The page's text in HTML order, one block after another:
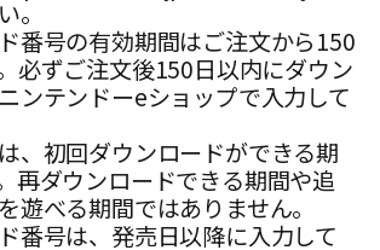
。
番号の有効期間はご注文から150
必ずご注文後150日以内にダウン
ンテンドーeショップで入力して
、初回ダウンロードができる期
再ダウンロードできる期間や追
遊べる期間ではありません。
番号は、発売日以降に入力して